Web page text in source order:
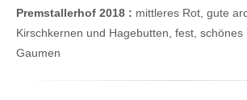
Premstallerhof 2018 : mittleres Rot, gute
Kirschkernen und Hagebutten, fest, schönes
Gaumen